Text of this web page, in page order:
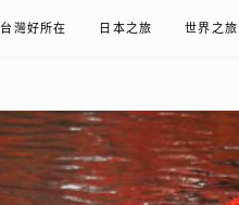
台灣好所在 日本之旅 世界之旅